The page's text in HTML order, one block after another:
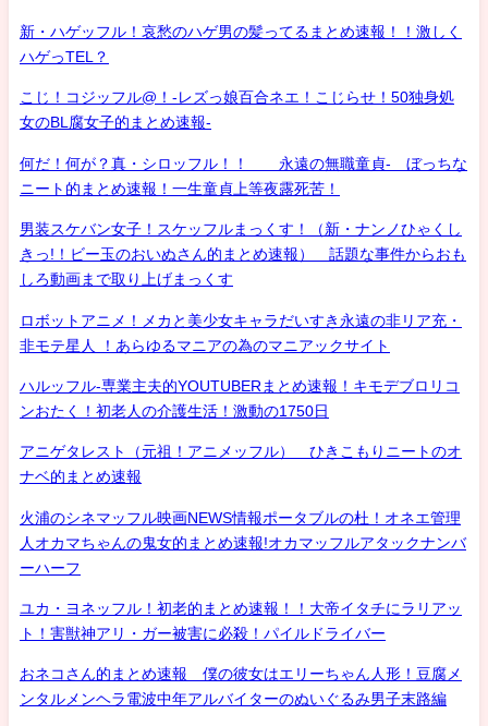
新・ハゲッフル！哀愁のハゲ男の髪ってるまとめ速報！！激しく
ハゲっTEL？
こじ！コジッフル@！-レズっ娘百合ネエ！こじらせ！50独身処
女のBL腐女子的まとめ速報-
何だ！何が？真・シロッフル！！ 永遠の無職童貞- ぼっちな
ニート的まとめ速報！一生童貞上等夜露死苦！
男装スケバン女子！スケッフルまっくす！（新・ナンノひゃくし
きっ!！ビー玉のおいぬさん的まとめ速報） 話題な事件からおも
しろ動画まで取り上げまっくす
ロボットアニメ！メカと美少女キャラだいすき永遠の非リア充・
非モテ星人 ！あらゆるマニアの為のマニアックサイト
ハルッフル-専業主夫的YOUTUBERまとめ速報！キモデブロリコ
ンおたく！初老人の介護生活！激動の1750日
アニゲタレスト（元祖！アニメッフル） ひきこもりニートのオ
ナベ的まとめ速報
火浦のシネマッフル映画NEWS情報ポータブルの杜！オネエ管理
人オカマちゃんの鬼女的まとめ速報!オカマッフルアタックナンバ
ーハーフ
ユカ・ヨネッフル！初老的まとめ速報！！大帝イタチにラリアッ
ト！害獣神アリ・ガー被害に必殺！パイルドライバー
おネコさん的まとめ速報 僕の彼女はエリーちゃん人形！豆腐メ
ンタルメンヘラ電波中年アルバイターのぬいぐるみ男子末路編